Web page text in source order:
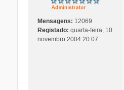
Mensagens: 12069
Registado: quarta-feira, 10
novembro 2004 20:07